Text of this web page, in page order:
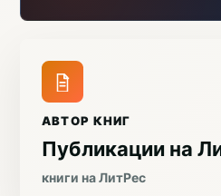
АВТОР КНИГ
Публикации на
книги на ЛитРес